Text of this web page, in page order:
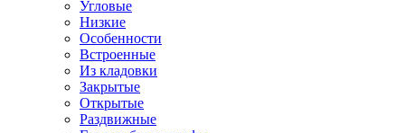
Угловые
Низкие
Особенности
Встроенные
Из кладовки
Закрытые
Открытые
Раздвижные